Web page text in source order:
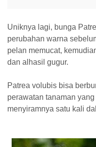
Uniknya lagi, bunga
perubahan warna
pelan memucat,
dan alhasil gugur.
Patrea volubis bisa
perawatan tanaman
menyiramnya satu kali